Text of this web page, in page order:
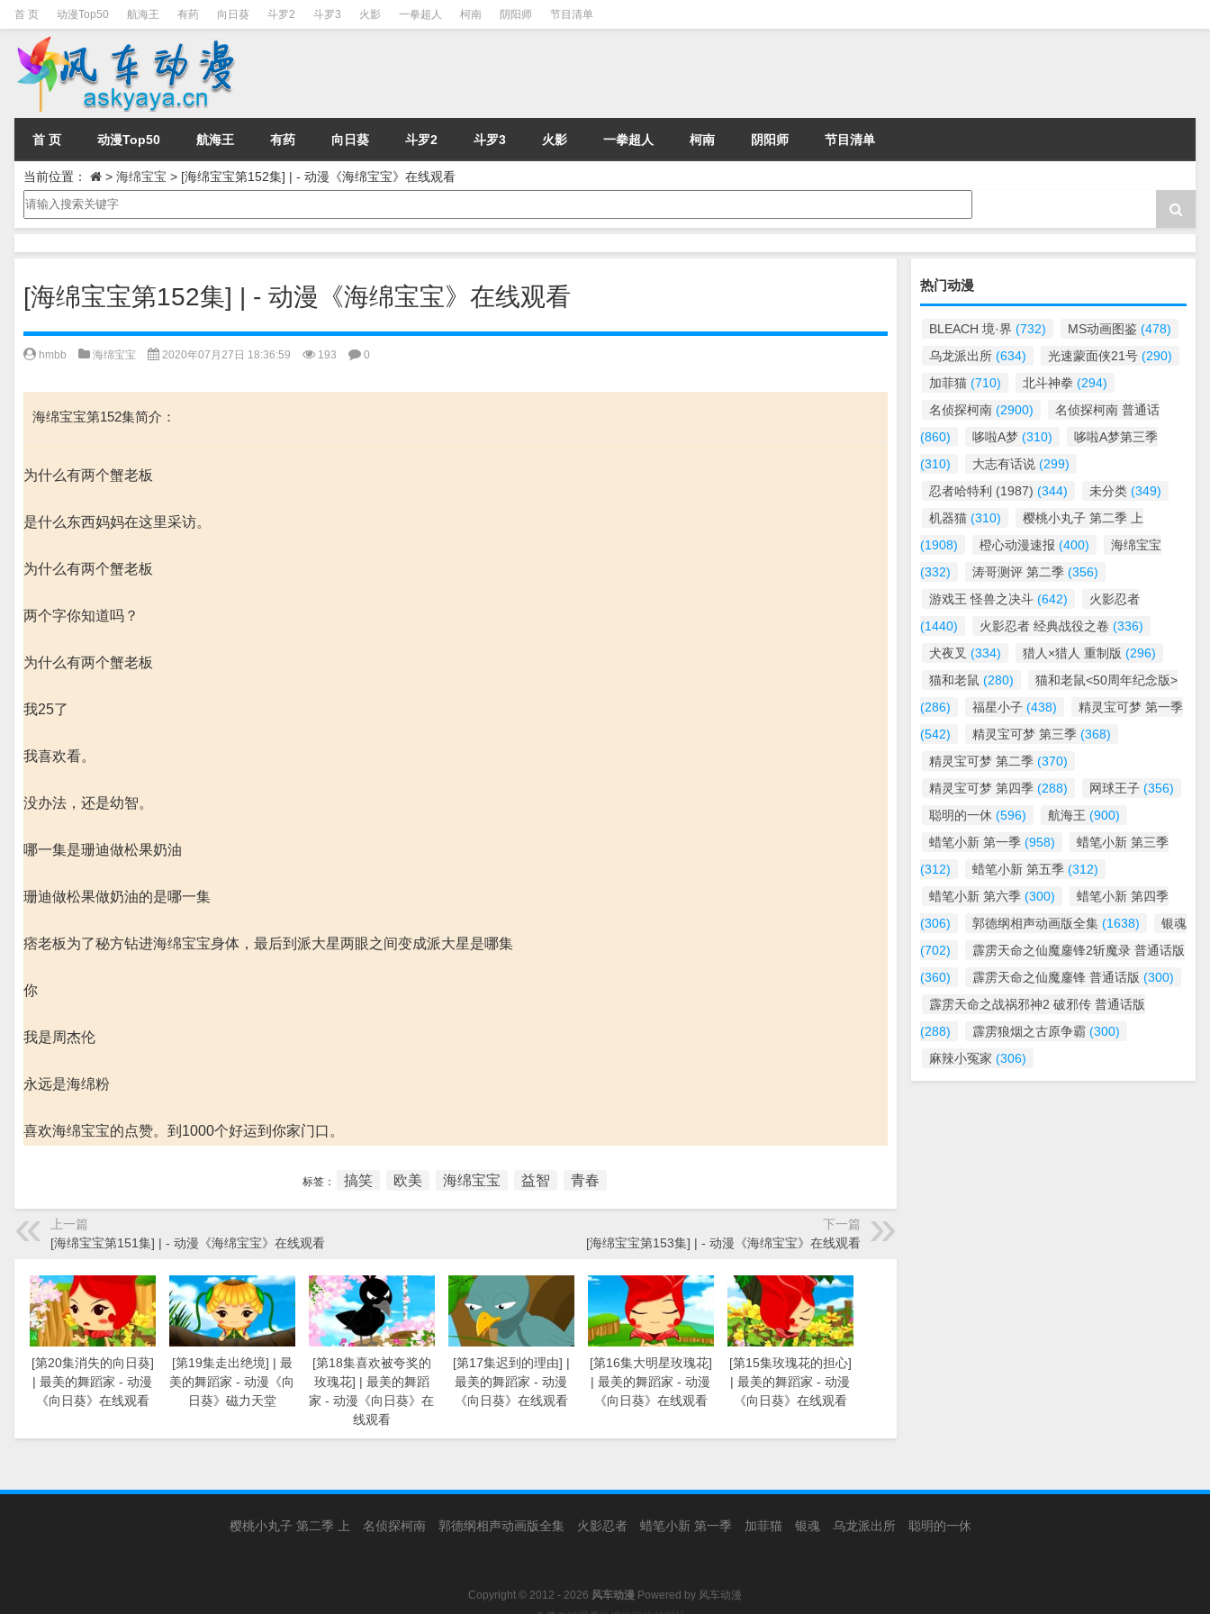
首 页 动漫Top50 航海王 有药 向日葵 斗罗2 斗罗3 火影 一拳超人 柯南 阴阳师 节目清单
首 页 动漫Top50 航海王 有药 向日葵 斗罗2 斗罗3 火影 一拳超人 柯南 阴阳师 节目清单
当前位置： > 海绵宝宝 > [海绵宝宝第152集] | - 动漫《海绵宝宝》在线观看
[海绵宝宝第152集] | - 动漫《海绵宝宝》在线观看
hmbb 海绵宝宝 2020年07月27日 18:36:59 193 0
海绵宝宝第152集简介：
为什么有两个蟹老板
是什么东西妈妈在这里采访。
为什么有两个蟹老板
两个字你知道吗？
为什么有两个蟹老板
我25了
我喜欢看。
没办法，还是幼智。
哪一集是珊迪做松果奶油
珊迪做松果做奶油的是哪一集
痞老板为了秘方钻进海绵宝宝身体，最后到派大星两眼之间变成派大星是哪集
你
我是周杰伦
永远是海绵粉
喜欢海绵宝宝的点赞。到1000个好运到你家门口。
标签： 搞笑 欧美 海绵宝宝 益智 青春
上一篇
[海绵宝宝第151集] | - 动漫《海绵宝宝》在线观看
下一篇
[海绵宝宝第153集] | - 动漫《海绵宝宝》在线观看
[第20集消失的向日葵]
| 最美的舞蹈家 - 动漫
《向日葵》在线观看
[第19集走出绝境] | 最
美的舞蹈家 - 动漫《向
日葵》磁力天堂
[第18集喜欢被夸奖的
玫瑰花] | 最美的舞蹈
家 - 动漫《向日葵》在
线观看
[第17集迟到的理由] |
最美的舞蹈家 - 动漫
《向日葵》在线观看
[第16集大明星玫瑰花]
| 最美的舞蹈家 - 动漫
《向日葵》在线观看
[第15集玫瑰花的担心]
| 最美的舞蹈家 - 动漫
《向日葵》在线观看
热门动漫
BLEACH 境·界 (732) MS动画图鉴 (478)
乌龙派出所 (634) 光速蒙面侠21号 (290)
加菲猫 (710) 北斗神拳 (294)
名侦探柯南 (2900)
名侦探柯南 普通话
(860)
哆啦A梦 (310)
哆啦A梦第三季
(310)
大志有话说 (299)
忍者哈特利 (1987) (344) 未分类 (349)
机器猫 (310)
樱桃小丸子 第二季 上
(1908)
橙心动漫速报 (400)
海绵宝宝
(332)
涛哥测评 第二季 (356)
游戏王 怪兽之决斗 (642)
火影忍者
(1440)
火影忍者 经典战役之卷 (336)
犬夜叉 (334) 猎人×猎人 重制版 (296)
猫和老鼠 (280)
猫和老鼠<50周年纪念版>
(286)
福星小子 (438)
精灵宝可梦 第一季
(542)
精灵宝可梦 第三季 (368)
精灵宝可梦 第二季 (370)
精灵宝可梦 第四季 (288) 网球王子 (356)
聪明的一休 (596) 航海王 (900)
蜡笔小新 第一季 (958)
蜡笔小新 第三季
(312)
蜡笔小新 第五季 (312)
蜡笔小新 第六季 (300)
蜡笔小新 第四季
(306)
郭德纲相声动画版全集 (1638)
银魂
(702)
霹雳天命之仙魔鏖锋2斩魔录 普通话版
(360)
霹雳天命之仙魔鏖锋 普通话版 (300)
霹雳天命之战祸邪神2 破邪传 普通话版
(288)
霹雳狼烟之古原争霸 (300)
麻辣小冤家 (306)
樱桃小丸子 第二季 上 名侦探柯南 郭德纲相声动画版全集 火影忍者 蜡笔小新 第一季 加菲猫 银魂 乌龙派出所 聪明的一休
Copyright © 2012 - 2026 风车动漫 Powered by 风车动漫